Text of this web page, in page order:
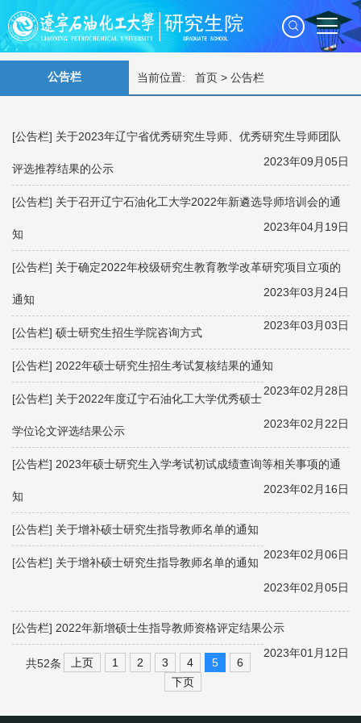
公告栏 当前位置: 首页 > 公告栏
[公告栏] 关于2023年辽宁省优秀研究生导师、优秀研究生导师团队
评选推荐结果的公示
2023年09月05日
[公告栏] 关于召开辽宁石油化工大学2022年新遴选导师培训会的通
知
2023年04月19日
[公告栏] 关于确定2022年校级研究生教育教学改革研究项目立项的
通知
2023年03月24日
[公告栏] 硕士研究生招生学院咨询方式
2023年03月03日
[公告栏] 2022年硕士研究生招生考试复核结果的通知
2023年02月28日
[公告栏] 关于2022年度辽宁石油化工大学优秀硕士
学位论文评选结果公示
2023年02月22日
[公告栏] 2023年硕士研究生入学考试初试成绩查询等相关事项的通
知
2023年02月16日
[公告栏] 关于增补硕士研究生指导教师名单的通知
2023年02月06日
[公告栏] 关于增补硕士研究生指导教师名单的通知
2023年02月05日
[公告栏] 2022年新增硕士生指导教师资格评定结果公示
2023年01月12日
共52条
上页 1 2 3 4 5
6
下页